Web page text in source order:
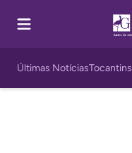
Últimas NotíciasTocantins